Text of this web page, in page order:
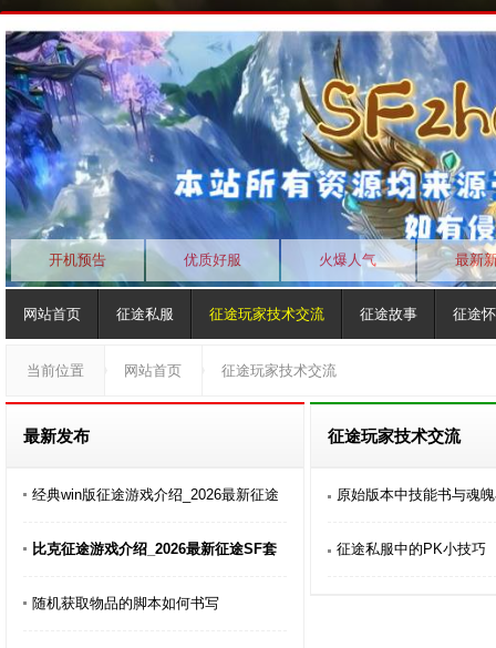
开机预告 优质好服 火爆人气 最新
网站首页 征途私服 征途玩家技术交流 征途故事 征途
当前位置 网站首页 征途玩家技术交流
最新发布
经典win版征途游戏介绍_2026最新征途
比克征途游戏介绍_2026最新征途SF套
随机获取物品的脚本如何书写
征途玩家技术交流
原始版本中技能书与魂
征途私服中的PK小技巧